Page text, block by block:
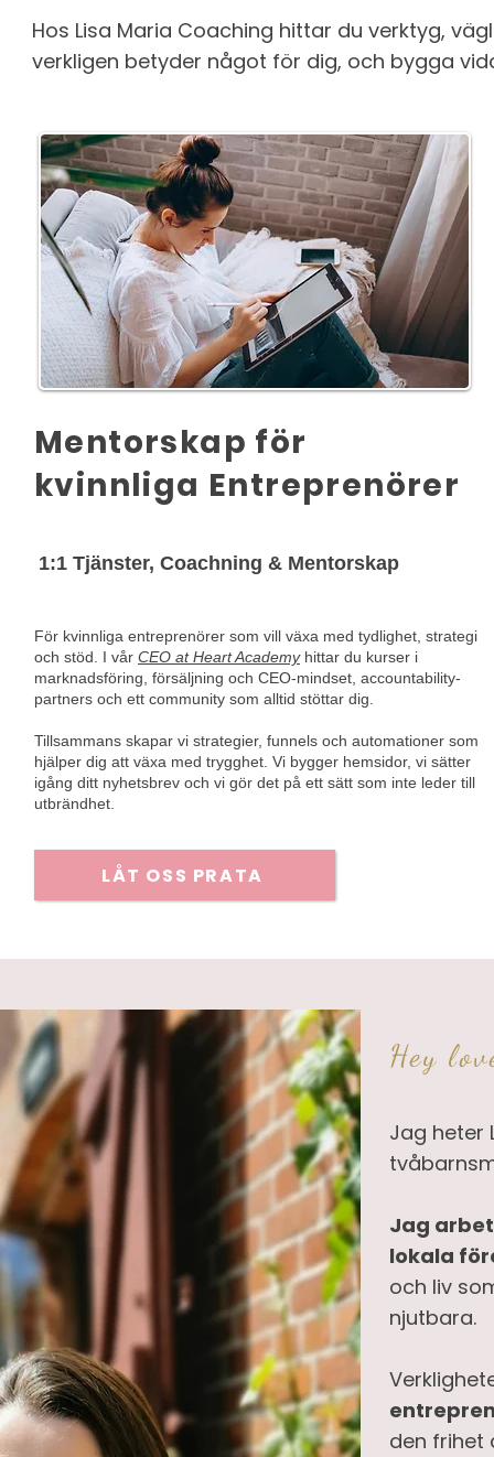
Hos Lisa Maria Coaching hittar du verktyg,
verkligen betyder något för dig, och bygga
Mentorskap för
kvinnliga Entreprenörer
1:1 Tjänster, Coachning & Mentorskap
För kvinnliga entreprenörer som vill växa med tydlighet, strategi
och stöd. I vår CEO at Heart Academyhittar du kurser i
marknadsföring, försäljning och CEO-mindset, accountability-
partners och ett community som alltid stöttar dig.
Tillsammans skapar vi strategier, funnels och automationer som
hjälper dig att växa med trygghet. Vi bygger hemsidor, vi sätter
igång ditt nyhetsbrev och vi gör det på ett sätt som inte leder till
utbrändhet.
LÅT OSS PRATA
Hey
Jag heter
Jag
lokala
och liv
njutbara.
den frihet